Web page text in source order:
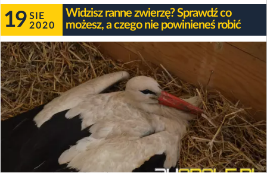
19 SIE
2020
Widzisz ranne zwierzę? Sprawdź co
możesz, a czego nie powinieneś robić